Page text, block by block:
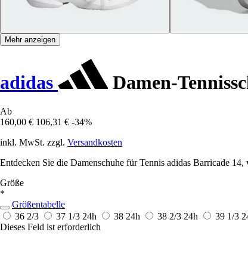
Mehr anzeigen
adidas Damen-
Ab
160,00 € 106,31 € -34%
inkl. MwSt. zzgl. Versandkosten
Entdecken Sie die Damenschuhe für Tennis adidas Barricade
Größe
*
Größentabelle
36 2/3
37 1/3 24h 38 24h 38 2/3 24h 39 1/3
Dieses Feld ist erforderlich